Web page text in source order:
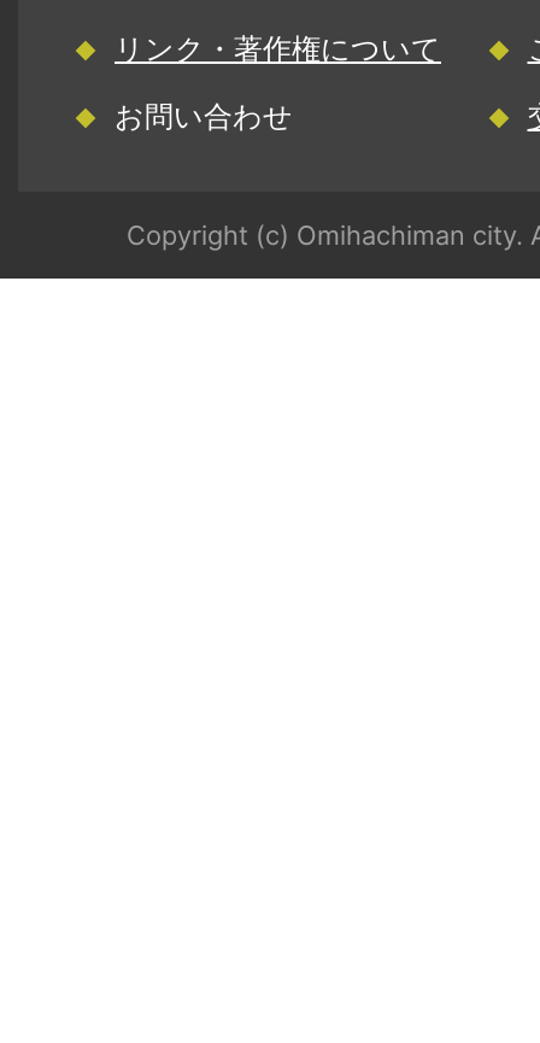
リンク・著作権について
お問い合わせ
Copyright (c) Omihachiman city.